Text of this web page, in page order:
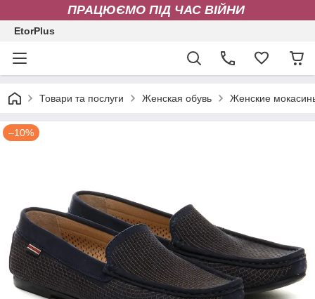
ПРАЦЮЄМО ПІД ЧАС ВІЙНИ
EtorPlus
Товари та послуги Женская обувь Женские
–10%